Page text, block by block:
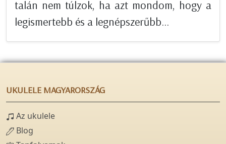
talán nem túlzok, ha azt mondom, hogy a
legismertebb és a legnépszerűbb...
UKULELE MAGYARORSZÁG
Az ukulele
Blog